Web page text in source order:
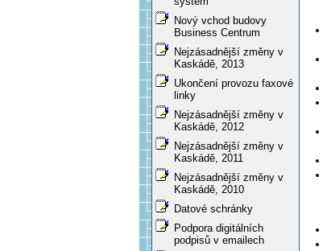
Nový vchod budovy
Business Centrum
Nejzásadnější změny v
Kaskádě, 2013
Ukončení provozu faxové
linky
Nejzásadnější změny v
Kaskádě, 2012
Nejzásadnější změny v
Kaskádě, 2011
Nejzásadnější změny v
Kaskádě, 2010
Datové schránky
Podpora digitálních
podpisů v emailech